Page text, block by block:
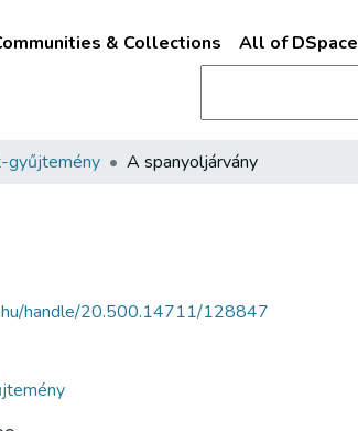
& Collections All of DSpace
gyűjtemény A spanyoljárvány
handle/20.500.14711/128847